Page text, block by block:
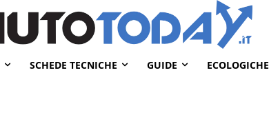
SCHEDE TECNICHE GUIDE ECOLOGICHE